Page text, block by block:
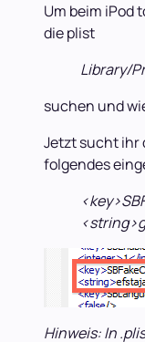
Um beim iPod
die plist
Library/
suchen und
Jetzt sucht ihr
folgendes
Hinweis: In